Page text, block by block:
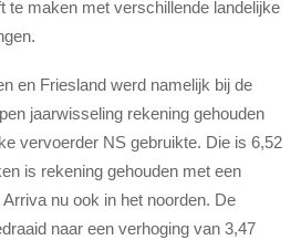
te maken met verschillende landelijke
en Friesland werd namelijk bij de
jaarwisseling rekening gehouden
vervoerder NS gebruikte. Die is 6,52
is rekening gehouden met een
nu ook in het noorden. De
naar een verhoging van 3,47